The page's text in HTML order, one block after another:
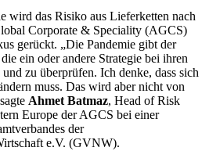
wird das Risiko aus Lieferketten nach
Corporate & Speciality (AGCS)
gerückt. „Die Pandemie gibt der
ein oder andere Strategie bei ihren
zu überprüfen. Ich denke, dass sich
muss. Das wird aber nicht von
Ahmet Batmaz, Head of Risk
Europe der AGCS bei einer
der
e.V. (GVNW).